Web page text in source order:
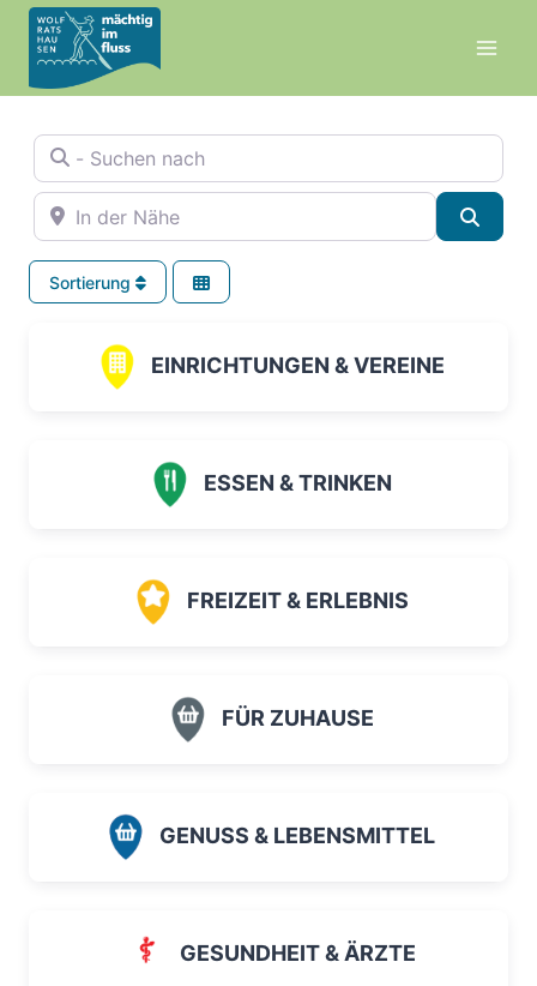
Zum
Inhalt
springen
- Suchen nach
In der Nähe
Sortierung
EINRICHTUNGEN & VEREINE
ESSEN & TRINKEN
FREIZEIT & ERLEBNIS
FÜR ZUHAUSE
GENUSS & LEBENSMITTEL
GESUNDHEIT & ÄRZTE